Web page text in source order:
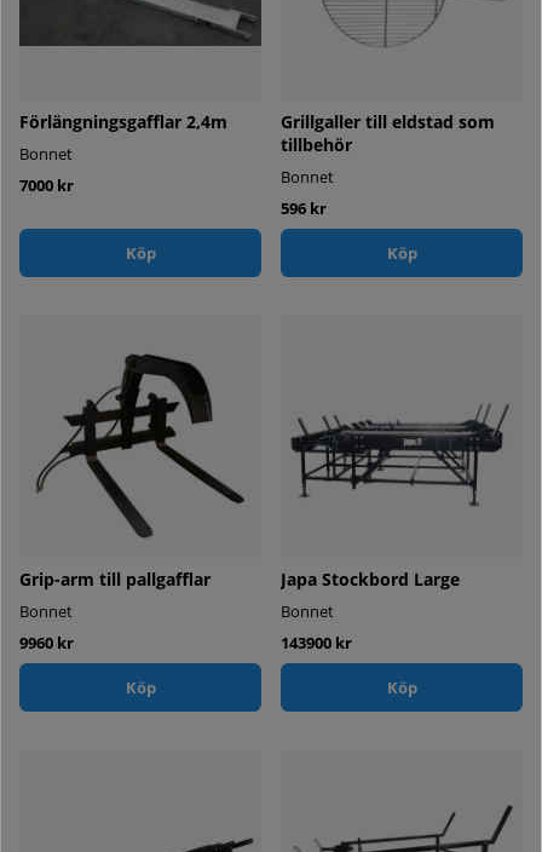
Förlängningsgafflar 2,4m
Bonnet
7000 kr
Köp
Grillgaller till eldstad som
tillbehör
Bonnet
596 kr
Köp
Grip-arm till pallgafflar
Bonnet
9960 kr
Köp
Japa Stockbord Large
Bonnet
143900 kr
Köp